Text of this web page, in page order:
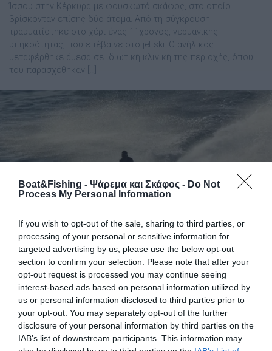
Boat&Fishing - Ψάρεμα και Σκάφος - Do Not
Process My Personal Information
If you wish to opt-out of the sale, sharing to third parties, or
processing of your personal or sensitive information for
targeted advertising by us, please use the below opt-out
section to confirm your selection. Please note that after your
opt-out request is processed you may continue seeing
interest-based ads based on personal information utilized by
us or personal information disclosed to third parties prior to
your opt-out. You may separately opt-out of the further
disclosure of your personal information by third parties on the
IAB’s list of downstream participants. This information may
Ίσσου στην Κέρκυρα με φουσκωτό σκάφος, στο οποίο
βρίσκονταν επίσης δύο άτομα. Από τη σύγκρουση
τραυματίστηκε στο χέρι ένας 11χρονος, γερμανικής
υπηκοότητας, που επέβαινε στο jet ski. Ο ανήλικος
μεταφέρθηκε άμεσα σε ιδιωτική κλινική της περιοχής, όπου
του παρασχέθηκαν […]
Δύο Αμερικανίδες τουρίστριες σοβαρά
τραυματισμένες σε ατύχημα με τζετ σκι
στη Σαντορίνη
Δύο Αμερικανίδες τουρίστριες τραυματίστηκαν σοβαρά το
μεσημέρι της Παρασκευής 10/07 ύστερα από σφοδρή
σύγκρουση δύο τζετ σκι στην παραλία Περίβολος της